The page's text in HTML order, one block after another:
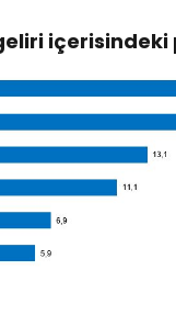
içerisindeki